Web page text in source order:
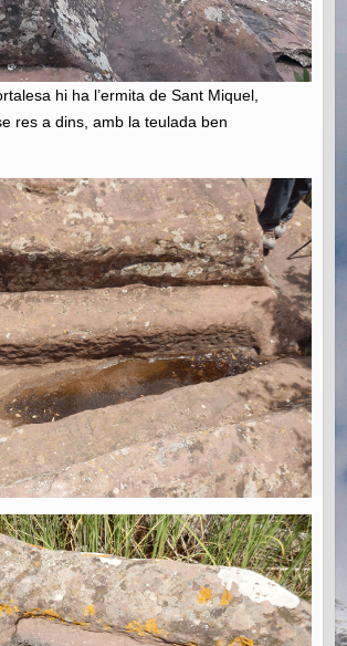
hi ha l’ermita de Sant Miquel,
res a dins, amb la teulada ben